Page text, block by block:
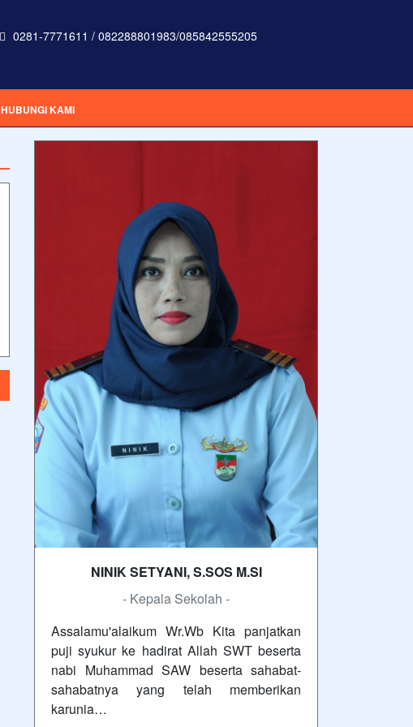
0281-7771611 / 082288801983/085842555205
HUBUNGI KAMI
NINIK SETYANI, S.SOS M.SI
- Kepala Sekolah -
Assalamu'alaikum Wr.Wb Kita panjatkan
puji syukur ke hadirat Allah SWT beserta
nabi Muhammad SAW beserta sahabat-
sahabatnya yang telah memberikan
karunia…